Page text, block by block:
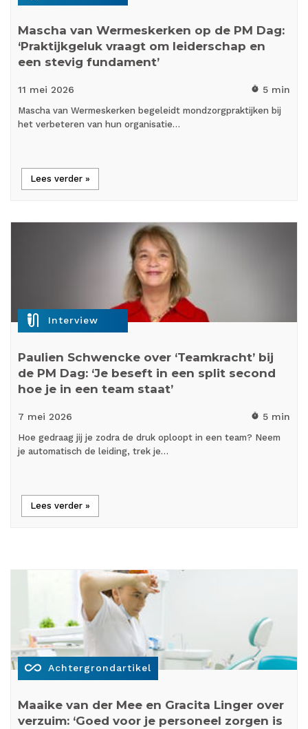
Mascha van Wermeskerken op de PM Dag:
‘Praktijkgeluk vraagt om leiderschap en
een stevig fundament’
11 mei 2026 timer 5 min
Mascha van Wermeskerken begeleidt mondzorgpraktijken bij
het verbeteren van hun organisatie…
Lees verder »
mic_external_on Interview
Paulien Schwencke over ‘Teamkracht’ bij
de PM Dag: ‘Je beseft in een split second
hoe je in een team staat’
7 mei 2026 timer 5 min
Hoe gedraag jij je zodra de druk oploopt in een team? Neem
je automatisch de leiding, trek je…
Lees verder »
all_inclusive Achtergrondartikel
Maaike van der Mee en Gracita Linger over
verzuim: ‘Goed voor je personeel zorgen is